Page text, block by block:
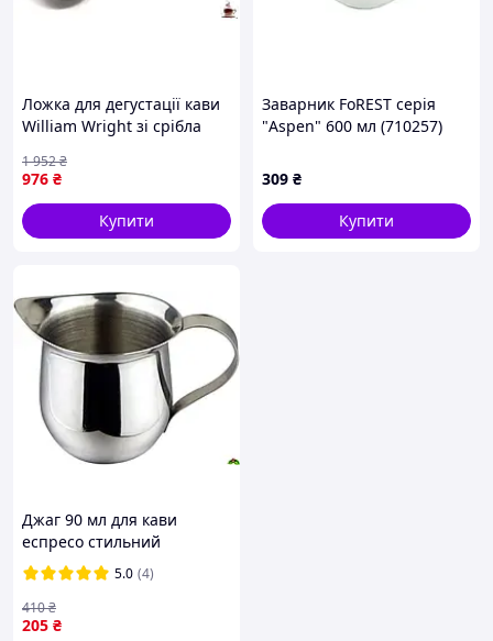
Ложка для дегустації кави
William Wright зі срібла
гурманів
976 ₴
1 952₴
Купити
Заварник FoREST серія
"Aspen" 600 мл (710257)
309 ₴
Купити
Джаг 90 мл для кави
еспресо стильний
вершник для ідеальної
насолоди напоєм
5.0 (4)
205 ₴
410₴